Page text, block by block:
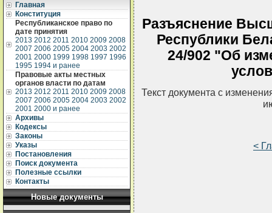
Главная
Конституция
Республиканское право по
дате принятия
2013 2012 2011 2010 2009 2008
2007 2006 2005 2004 2003 2002
2001 2000 1999 1998 1997 1996
1995 1994 и ранее
Правовые акты местных
органов власти по датам
2013 2012 2011 2010 2009 2008
2007 2006 2005 2004 2003 2002
2001 2000 и ранее
Архивы
Кодексы
Законы
Указы
Постановления
Поиск документа
Полезные ссылки
Контакты
Новые документы
Разъяснение
Республики
24/902 "Об
Текст документа с
<